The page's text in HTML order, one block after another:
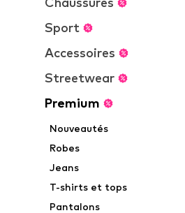
Sport
Accessoires
Streetwear
Premium
Nouveautés
Robes
Jeans
T-shirts et tops
Pantalons